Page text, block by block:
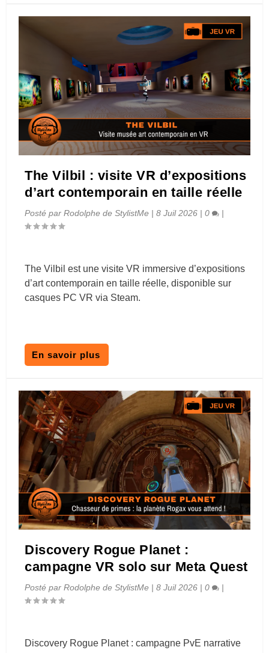
The Vilbil : visite VR d’expositions
d’art contemporain en taille réelle
Posté parRodolphe de StylistMe |8 Juil 2026 |0 |
The Vilbil est une visite VR immersive d’expositions
d’art contemporain en taille réelle, disponible sur
casques PC VR via Steam.
En savoir plus
Discovery Rogue Planet :
campagne VR solo sur Meta Quest
Posté parRodolphe de StylistMe |8 Juil 2026 |0 |
Discovery Rogue Planet : campagne PvE narrative